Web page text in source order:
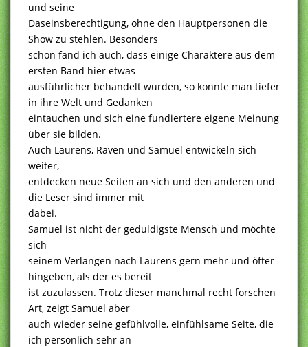
und seine
Daseinsberechtigung, ohne den Hauptpersonen die
Show zu stehlen. Besonders
schön fand ich auch, dass einige Charaktere aus dem
ersten Band hier etwas
ausführlicher behandelt wurden, so konnte man tiefer
in ihre Welt und Gedanken
eintauchen und sich eine fundiertere eigene Meinung
über sie bilden.
Auch Laurens, Raven und Samuel entwickeln sich
weiter,
entdecken neue Seiten an sich und den anderen und
die Leser sind immer mit
dabei.
Samuel ist nicht der geduldigste Mensch und möchte
sich
seinem Verlangen nach Laurens gern mehr und öfter
hingeben, als der es bereit
ist zuzulassen. Trotz dieser manchmal recht forschen
Art, zeigt Samuel aber
auch wieder seine gefühlvolle, einfühlsame Seite, die
ich persönlich sehr an